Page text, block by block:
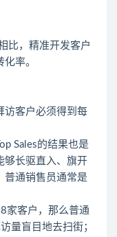
比，精准开发客户
率。
访客户必须得到每
Sales的结果也是
够长驱直入、旗开
普通销售员通常是
家客户，那么普通
量盲目地去扫街；